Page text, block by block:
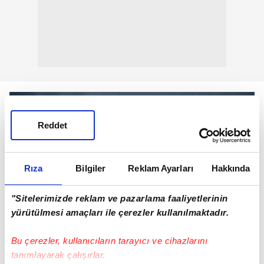
Rıza Bilgiler Reklam Ayarları Hakkında
"Sitelerimizde reklam ve pazarlama faaliyetlerinin
yürütülmesi amaçları ile çerezler kullanılmaktadır.
Bu çerezler, kullanıcıların tarayıcı ve cihazlarını
tanımlayarak çalışırlar.
Reddet
REGÜLASYON NEDİR?